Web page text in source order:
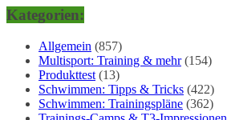
Kategorien:
Allgemein (857)
Multisport: Training & mehr(154)
Produkttest (13)
Schwimmen: Tipps & Tricks (422)
Schwimmen: Trainingspläne (362)